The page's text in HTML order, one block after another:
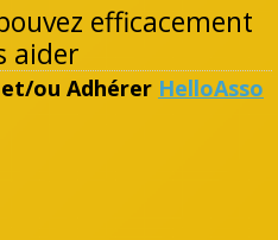
efficacement
aider
ou Adhérer HelloAsso